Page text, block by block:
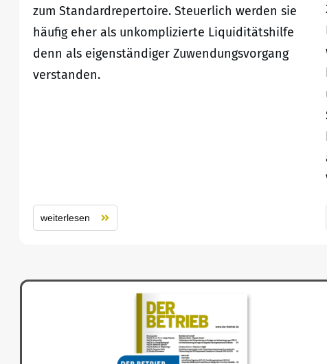
zum Standardrepertoire. Steuerlich werden sie
häufig eher als unkomplizierte Liquiditätshilfe
denn als eigenständiger Zuwendungsvorgang
verstanden.
weiterlesen